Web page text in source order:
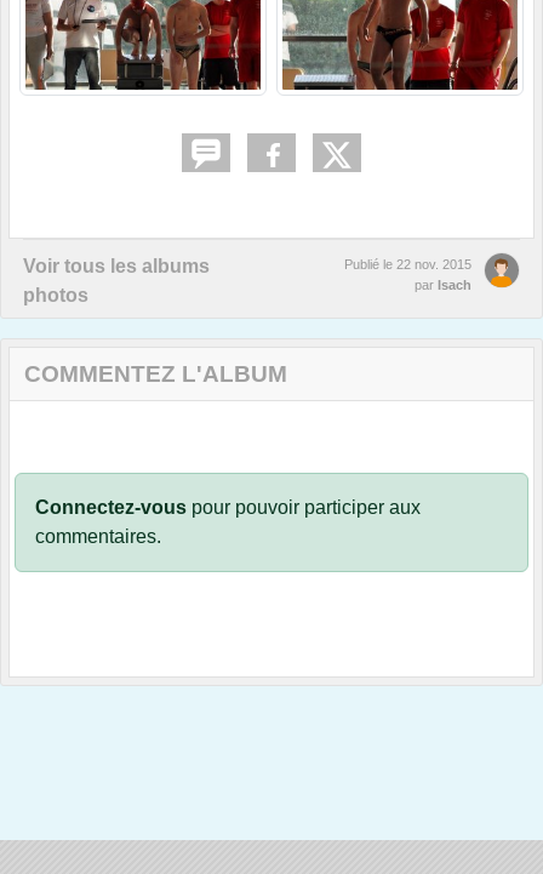
Voir tous les albums
photos
Publié le 22 nov. 2015
par Isach
COMMENTEZ L'ALBUM
Connectez-vous pour pouvoir participer aux
commentaires.